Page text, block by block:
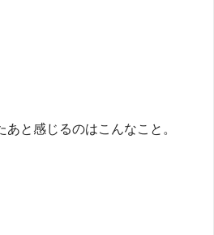
と感じるのはこんなこと。